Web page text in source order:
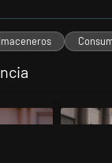
con el título "Las
Un